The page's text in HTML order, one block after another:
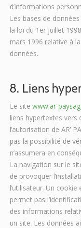
d’informations
Les bases de
la loi du 1er juillet
mars 1996 relative à
données.
8. Liens
Le site www.ar-
liens hypertextes vers
l’autorisation de AR’
pas la possibilité de
n’assumera en
La navigation sur le
de provoquer
l’utilisateur. Un
permet pas
des informations
un site. Les données